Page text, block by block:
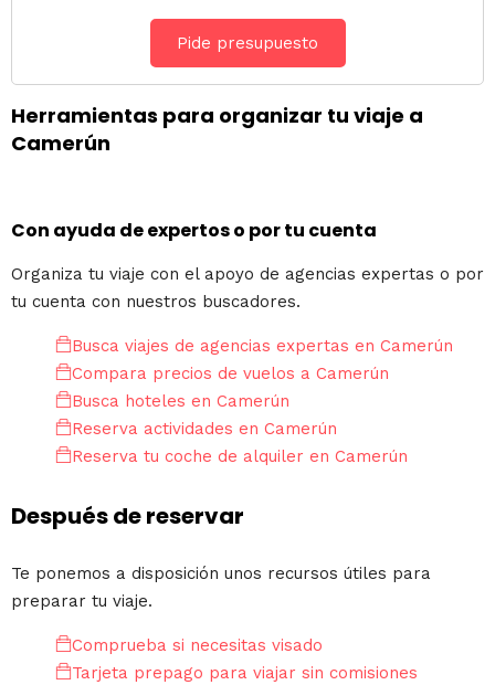
Pide presupuesto
Herramientas para organizar tu viaje a
Camerún
Con ayuda de expertos o por tu cuenta
Organiza tu viaje con el apoyo de agencias expertas o por
tu cuenta con nuestros buscadores.
Busca viajes de agencias expertas en Camerún
Compara precios de vuelos a Camerún
Busca hoteles en Camerún
Reserva actividades en Camerún
Reserva tu coche de alquiler en Camerún
Después de reservar
Te ponemos a disposición unos recursos útiles para
preparar tu viaje.
Comprueba si necesitas visado
Tarjeta prepago para viajar sin comisiones